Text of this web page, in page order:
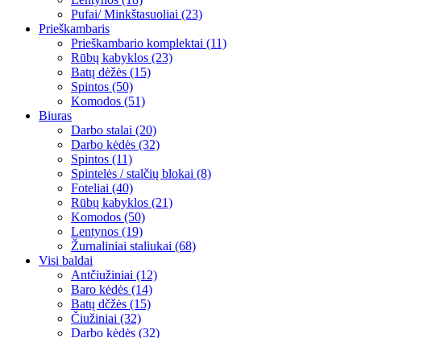
Pufai/ Minkštasuoliai (23)
Prieškambaris
Prieškambario komplektai (11)
Rūbų kabyklos (23)
Batų dėžės (15)
Spintos (50)
Komodos (51)
Biuras
Darbo stalai (20)
Darbo kėdės (32)
Spintos (11)
Spintelės / stalčių blokai (8)
Foteliai (40)
Rūbų kabyklos (21)
Komodos (50)
Lentynos (19)
Žurnaliniai staliukai (68)
Visi baldai
Antčiužiniai (12)
Baro kėdės (14)
Batų dčžės (15)
Čiužiniai (32)
Darbo kėdės (32)